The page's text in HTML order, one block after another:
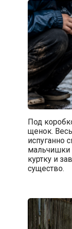
Под
щенок.
испуганно
мальчишки
куртку и
существо.